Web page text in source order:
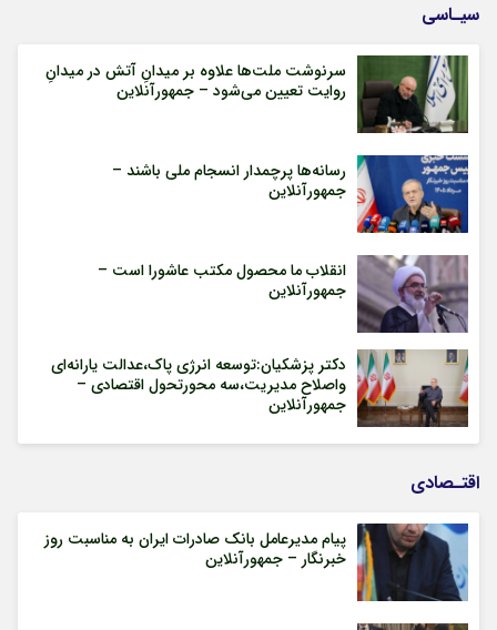
سیـاسی
سرنوشت ملت‌ها علاوه بر میدانِ آتش در میدانِ
روایت تعیین می‌شود – جمهورآنلاین
رسانه‌ها پرچمدار انسجام ملی باشند –
جمهورآنلاین
انقلاب ما محصول مکتب عاشورا است –
جمهورآنلاین
دکتر پزشکیان:توسعه انرژی پاک،عدالت یارانه‌ای
واصلاح مدیریت،سه محورتحول اقتصادی –
جمهورآنلاین
اقتـصادی
پیام مدیرعامل بانک صادرات ایران به مناسبت روز
خبرنگار – جمهورآنلاین